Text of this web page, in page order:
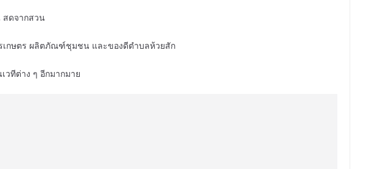
สดจากสวน
เกษตร ผลิตภัณฑ์ชุมชน และของดีตำบลห้วยสัก
วทีต่าง ๆ อีกมากมาย